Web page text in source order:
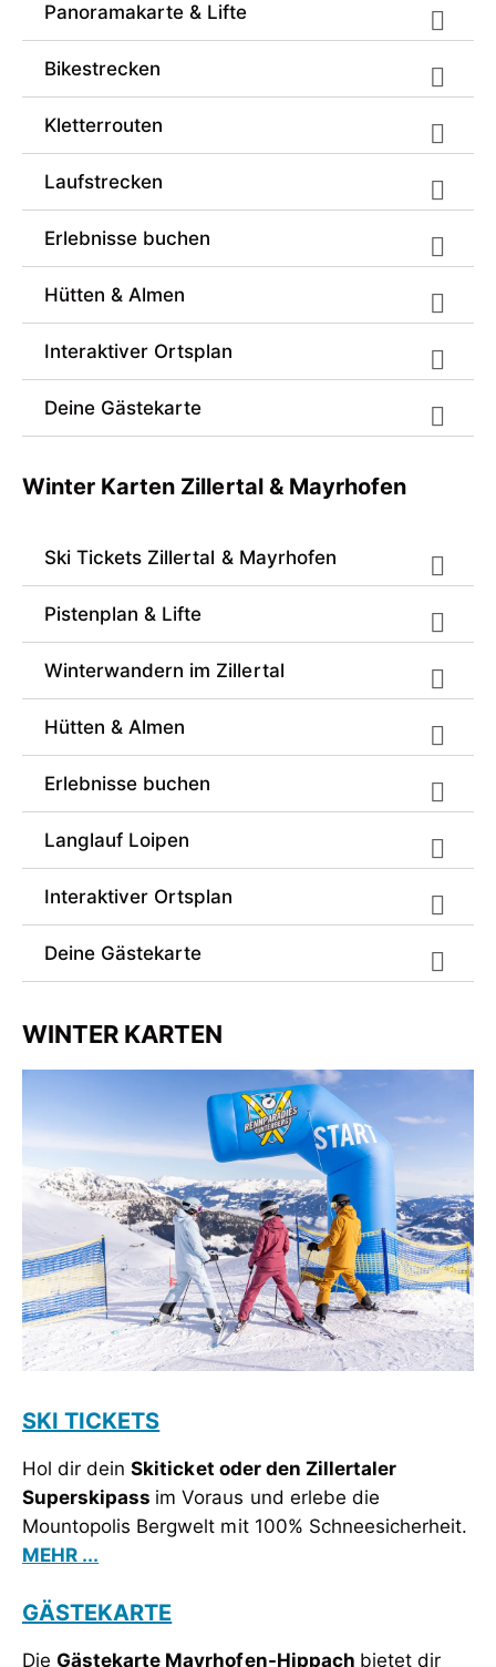
Panoramakarte & Lifte
Bikestrecken
Kletterrouten
Laufstrecken
Erlebnisse buchen
Hütten & Almen
Interaktiver Ortsplan
Deine Gästekarte
Winter Karten Zillertal & Mayrhofen
Ski Tickets Zillertal & Mayrhofen
Pistenplan & Lifte
Winterwandern im Zillertal
Hütten & Almen
Erlebnisse buchen
Langlauf Loipen
Interaktiver Ortsplan
Deine Gästekarte
WINTER KARTEN
SKI TICKETS
Hol dir deinSkiticket oder den Zillertaler
Superskipass im Voraus und erlebe die
Mountopolis Bergwelt mit 100% Schneesicherheit.
MEHR ...
GÄSTEKARTE
DieGästekarte Mayrhofen-Hippach bietet dir